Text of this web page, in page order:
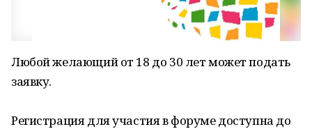
Любой желающий от 18 до 30 лет может подать
заявку.
Регистрация для участия в форуме доступна до